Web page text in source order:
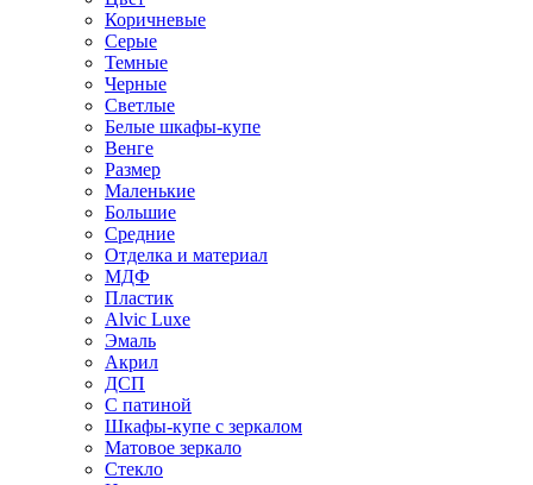
Коричневые
Серые
Темные
Черные
Светлые
Белые шкафы-купе
Венге
Размер
Маленькие
Большие
Средние
Отделка и материал
МДФ
Пластик
Alvic Luxe
Эмаль
Акрил
ДСП
С патиной
Шкафы-купе с зеркалом
Матовое зеркало
Стекло